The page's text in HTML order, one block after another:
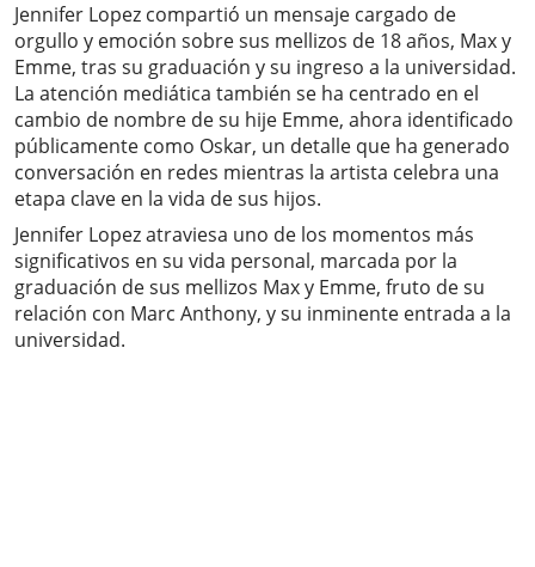
Jennifer Lopez compartió un mensaje cargado de
orgullo y emoción sobre sus mellizos de 18 años, Max y
Emme, tras su graduación y su ingreso a la universidad.
La atención mediática también se ha centrado en el
cambio de nombre de su hije Emme, ahora identificado
públicamente como Oskar, un detalle que ha generado
conversación en redes mientras la artista celebra una
etapa clave en la vida de sus hijos.
Jennifer Lopez atraviesa uno de los momentos más
significativos en su vida personal, marcada por la
graduación de sus mellizos Max y Emme, fruto de su
relación con Marc Anthony, y su inminente entrada a la
universidad.